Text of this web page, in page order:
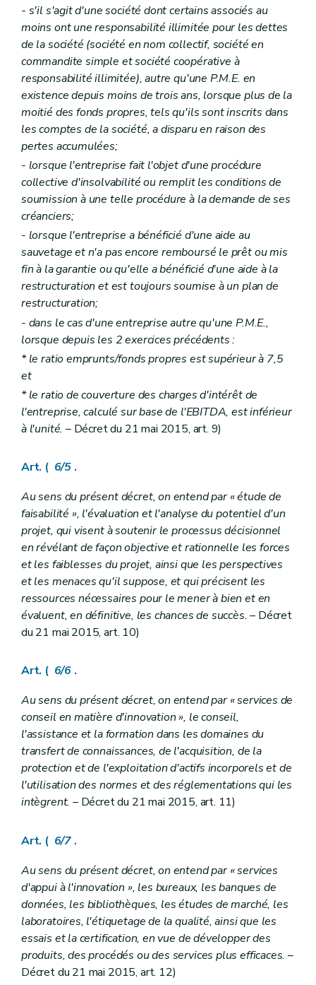
- s'il s'agit d'une société dont certains associés au
moins ont une responsabilité illimitée pour les dettes
de la société (société en nom collectif, société en
commandite simple et société coopérative à
responsabilité illimitée), autre qu'une P.M.E. en
existence depuis moins de trois ans, lorsque plus de la
moitié des fonds propres, tels qu'ils sont inscrits dans
les comptes de la société, a disparu en raison des
pertes accumulées;
- lorsque l'entreprise fait l'objet d'une procédure
collective d'insolvabilité ou remplit les conditions de
soumission à une telle procédure à la demande de ses
créanciers;
- lorsque l'entreprise a bénéficié d'une aide au
sauvetage et n'a pas encore remboursé le prêt ou mis
fin à la garantie ou qu'elle a bénéficié d'une aide à la
restructuration et est toujours soumise à un plan de
restructuration;
- dans le cas d'une entreprise autre qu'une P.M.E.,
lorsque depuis les 2 exercices précédents :
* le ratio emprunts/fonds propres est supérieur à 7,5
et
* le ratio de couverture des charges d'intérêt de
l'entreprise, calculé sur base de l'EBITDA, est inférieur
à l'unité. – Décret du 21 mai 2015, art. 9)
Art. ( 6/5 .
Au sens du présent décret, on entend par « étude de
faisabilité », l'évaluation et l'analyse du potentiel d'un
projet, qui visent à soutenir le processus décisionnel
en révélant de façon objective et rationnelle les forces
et les faiblesses du projet, ainsi que les perspectives
et les menaces qu'il suppose, et qui précisent les
ressources nécessaires pour le mener à bien et en
évaluent, en définitive, les chances de succès.– Décret
du 21 mai 2015, art. 10)
Art. ( 6/6 .
Au sens du présent décret, on entend par « services de
conseil en matière d'innovation », le conseil,
l'assistance et la formation dans les domaines du
transfert de connaissances, de l'acquisition, de la
protection et de l'exploitation d'actifs incorporels et de
l'utilisation des normes et des réglementations qui les
intègrent. – Décret du 21 mai 2015, art. 11)
Art. ( 6/7 .
Au sens du présent décret, on entend par « services
d'appui à l'innovation », les bureaux, les banques de
données, les bibliothèques, les études de marché, les
laboratoires, l'étiquetage de la qualité, ainsi que les
essais et la certification, en vue de développer des
produits, des procédés ou des services plus efficaces. –
Décret du 21 mai 2015, art. 12)